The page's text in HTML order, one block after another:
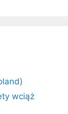
wciąż